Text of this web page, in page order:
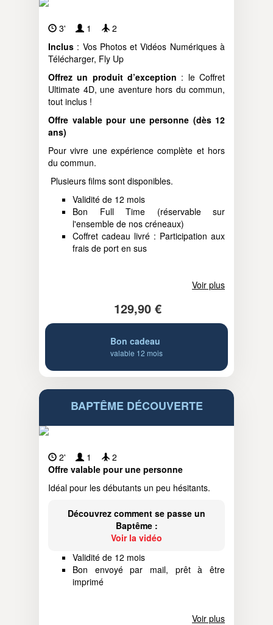
3' 1
2
Inclus : Vos Photos et Vidéos Numériques à
Télécharger, Fly Up
Offrez un produit d’exception : le Coffret
Ultimate 4D, une aventure hors du commun,
tout inclus !
Offre valable pour une personne (dès 12
ans)
Pour vivre une expérience complète et hors
du commun.
Plusieurs films sont disponibles.
Validité de 12 mois
Bon Full Time (réservable sur
l'ensemble de nos créneaux)
Coffret cadeau livré : Participation aux
frais de port en sus
Voir plus
129,90 €
Bon cadeau
valable 12 mois
BAPTÊME DÉCOUVERTE
2' 1
2
Offre valable pour une personne
Idéal pour les débutants un peu hésitants.
Découvrez comment se passe un
Baptême :
Voir la vidéo
Validité de 12 mois
Bon envoyé par mail, prêt à être
imprimé
Voir plus